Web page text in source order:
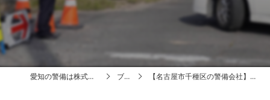
愛知の警備は株式会社アイアール ブログ 【名古屋市千種区の警備会社】応急措置について...①